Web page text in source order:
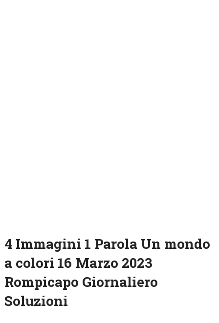
4 Immagini 1 Parola Un mondo
a colori 16 Marzo 2023
Rompicapo Giornaliero
Soluzioni